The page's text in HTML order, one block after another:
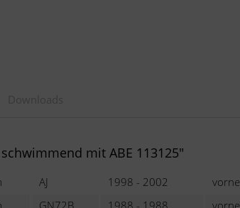
mit ABE 113125"
AJ 1998 - 2002 vorne
GN72B 1988 - 1988 vorne